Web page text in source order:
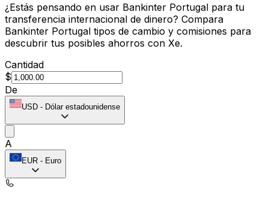
¿Estás pensando en usar Bankinter Portugal para tu
transferencia internacional de dinero? Compara
Bankinter Portugal tipos de cambio y comisiones para
descubrir tus posibles ahorros con Xe.
Cantidad
$
De
USD - Dólar estadounidense
A
EUR - Euro